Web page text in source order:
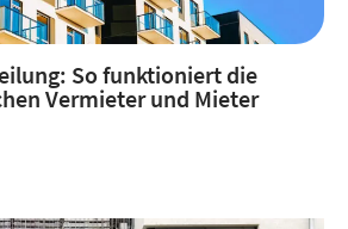
So funktioniert die
Vermieter und Mieter